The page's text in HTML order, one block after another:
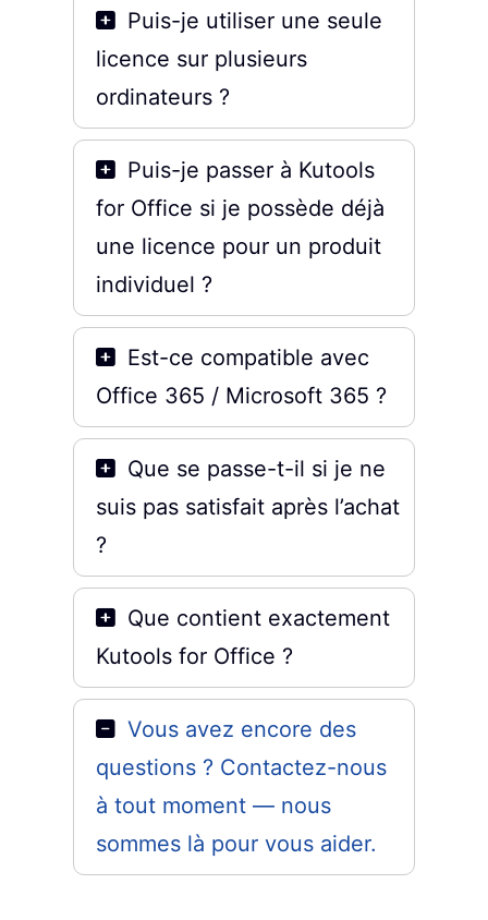
Puis-je utiliser une seule
licence sur plusieurs
ordinateurs ?
Puis-je passer à Kutools
for Office si je possède déjà
une licence pour un produit
individuel ?
Est-ce compatible avec
Office 365 / Microsoft 365 ?
Que se passe-t-il si je ne
suis pas satisfait après l’achat
?
Que contient exactement
Kutools for Office ?
Vous avez encore des
questions ? Contactez-nous
à tout moment — nous
sommes là pour vous aider.